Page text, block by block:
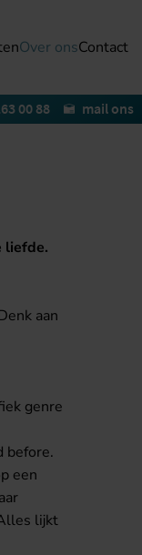
00 88 mail ons
Over onsContact
liefde.
aan
genre
before.
een
lijkt